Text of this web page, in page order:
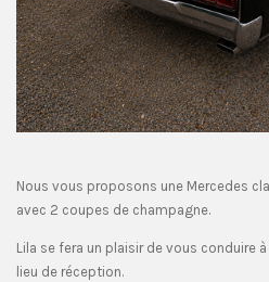
Nous vous proposons une Mercedes
avec 2 coupes de champagne.
Lila se fera un plaisir de vous conduire
lieu de réception.